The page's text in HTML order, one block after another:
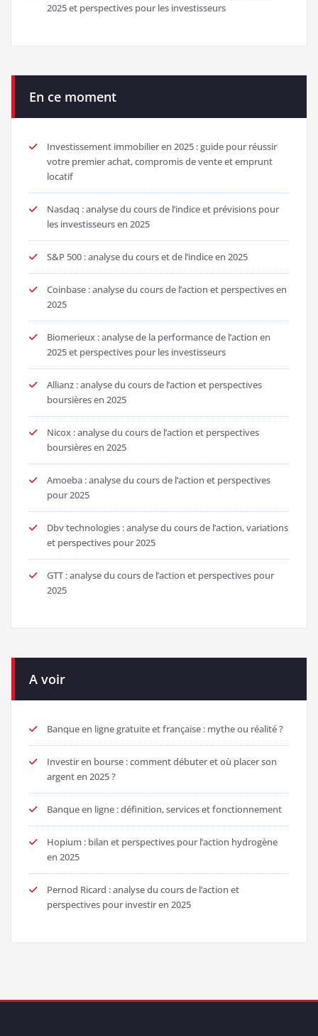
2025 et perspectives pour les investisseurs
En ce moment
Investissement immobilier en 2025 : guide pour réussir
votre premier achat, compromis de vente et emprunt
locatif
Nasdaq : analyse du cours de l’indice et prévisions pour
les investisseurs en 2025
S&P 500 : analyse du cours et de l’indice en 2025
Coinbase : analyse du cours de l’action et perspectives en
2025
Biomerieux : analyse de la performance de l’action en
2025 et perspectives pour les investisseurs
Allianz : analyse du cours de l’action et perspectives
boursières en 2025
Nicox : analyse du cours de l’action et perspectives
boursières en 2025
Amoeba : analyse du cours de l’action et perspectives
pour 2025
Dbv technologies : analyse du cours de l’action, variations
et perspectives pour 2025
GTT : analyse du cours de l’action et perspectives pour
2025
A voir
Banque en ligne gratuite et française : mythe ou réalité ?
Investir en bourse : comment débuter et où placer son
argent en 2025 ?
Banque en ligne : définition, services et fonctionnement
Hopium : bilan et perspectives pour l’action hydrogène
en 2025
Pernod Ricard : analyse du cours de l’action et
perspectives pour investir en 2025